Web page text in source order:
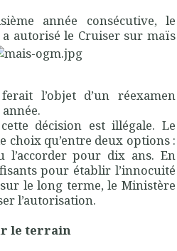
année consécutive, le
autorisé le Cruiser sur maïs
l’objet d’un réexamen
décision est illégale. Le
choix qu’entre deux options :
l’accorder pour dix ans. En
pour établir l’innocuité
le long terme, le Ministère
l’autorisation.
le terrain